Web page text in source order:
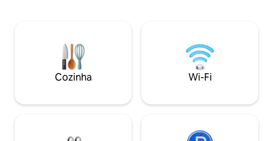
em frente ao parque principal, a 5
minutos da ponte ASIPONA que liga às
praias e a 10 minutos do Malecón de las
Culturas y las Artes.
Cozinha Wi-Fi